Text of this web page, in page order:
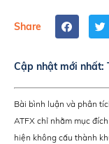
Share
Cập nhật mới nhất:
Bài bình luận và phân
ATFX chỉ nhằm mục
hiện không cấu thành